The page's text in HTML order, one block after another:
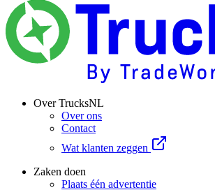
Over TrucksNL
Over ons
Contact
Wat klanten zeggen
Zaken doen
Plaats één advertentie